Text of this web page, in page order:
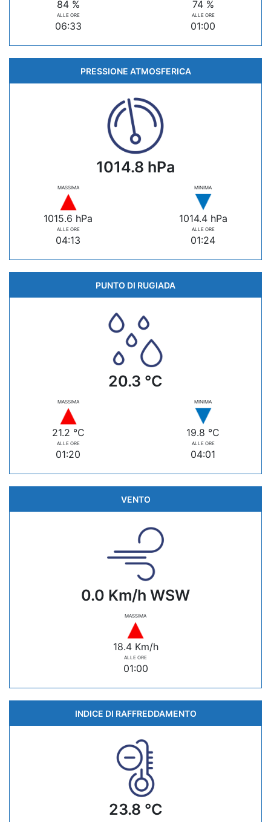
84 %
ALLE ORE
06:33
74 %
ALLE ORE
01:00
PRESSIONE ATMOSFERICA
1014.8 hPa
MASSIMA
1015.6 hPa
ALLE ORE
04:13
MINIMA
1014.4 hPa
ALLE ORE
01:24
PUNTO DI RUGIADA
20.3 °C
MASSIMA
21.2 °C
ALLE ORE
01:20
MINIMA
19.8 °C
ALLE ORE
04:01
VENTO
0.0 Km/h WSW
MASSIMA
18.4 Km/h
ALLE ORE
01:00
INDICE DI RAFFREDDAMENTO
23.8 °C